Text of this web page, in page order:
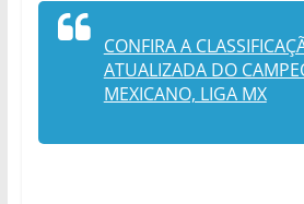
CONFIRA A
ATUALIZADA DO
MEXICANO, LIGA MX